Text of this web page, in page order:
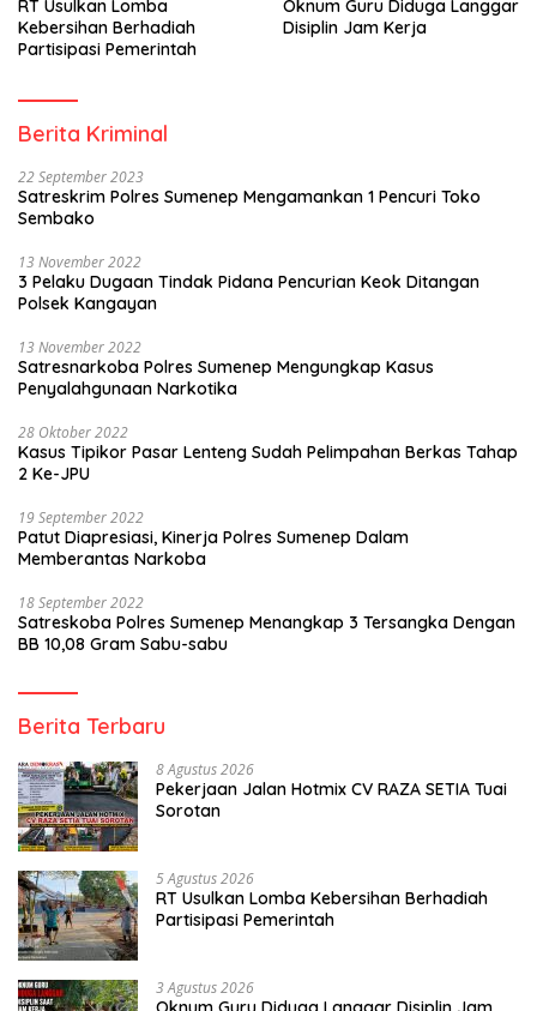
RT Usulkan Lomba
Kebersihan Berhadiah
Partisipasi Pemerintah
Oknum Guru Diduga Langgar
Disiplin Jam Kerja
Berita Kriminal
22 September 2023
Satreskrim Polres Sumenep Mengamankan 1 Pencuri Toko
Sembako
13 November 2022
3 Pelaku Dugaan Tindak Pidana Pencurian Keok Ditangan
Polsek Kangayan
13 November 2022
Satresnarkoba Polres Sumenep Mengungkap Kasus
Penyalahgunaan Narkotika
28 Oktober 2022
Kasus Tipikor Pasar Lenteng Sudah Pelimpahan Berkas Tahap
2 Ke-JPU
19 September 2022
Patut Diapresiasi, Kinerja Polres Sumenep Dalam
Memberantas Narkoba
18 September 2022
Satreskoba Polres Sumenep Menangkap 3 Tersangka Dengan
BB 10,08 Gram Sabu-sabu
Berita Terbaru
8 Agustus 2026
Pekerjaan Jalan Hotmix CV RAZA SETIA Tuai
Sorotan
5 Agustus 2026
RT Usulkan Lomba Kebersihan Berhadiah
Partisipasi Pemerintah
3 Agustus 2026